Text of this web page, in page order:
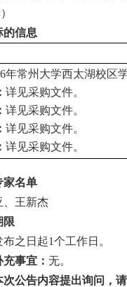
的信息
年常州大学西太湖校区
详见采购文件。
详见采购文件。
详见采购文件。
详见采购文件。
家名单
、王新杰
限
布之日起1个工作日。
事宜： 无。
次公告内容提出询问，